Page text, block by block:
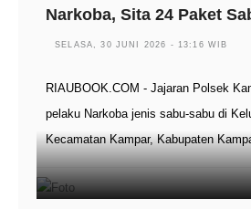
Narkoba, Sita 24 Paket
SELASA, 30 JUNI 2026 - 13:16 WIB
RIAUBOOK.COM - Jajaran Polsek
pelaku Narkoba jenis sabu-sabu di
Kecamatan Kampar, Kabupaten